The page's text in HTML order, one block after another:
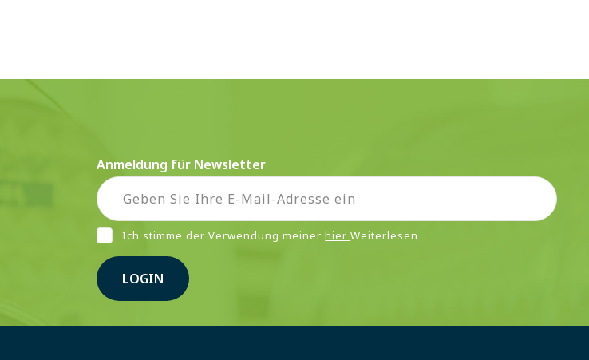
Anmeldung für Newsletter
Ich stimme der Verwendung meinerhierWeiterlesen
LOGIN